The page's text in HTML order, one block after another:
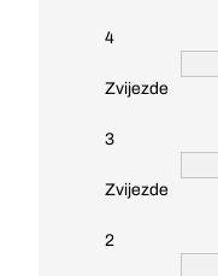
4
Zvijezde
3
Zvijezde
2